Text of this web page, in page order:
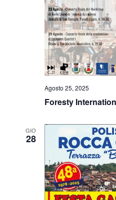
Agosto 25, 2025
Foresty
GIO
28